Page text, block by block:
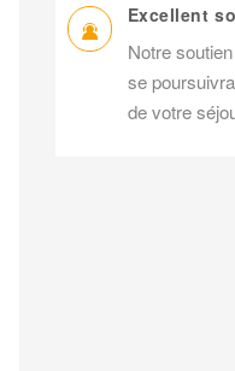
Excellent
Notre
se
de votre